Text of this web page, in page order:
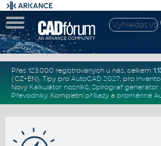
Přes 123.000 registrovaných u nás, celkem
(CZ+EN). Tipy pro AutoCAD 2027, pro
Nový Kalkulátor nosníků, Spirograf generátor
Převodníky. Kompletní příkazya proměnné